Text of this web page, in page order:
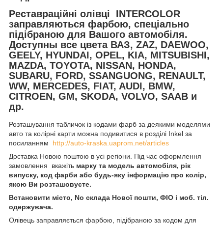
Реставраційні олівці INTERCOLOR
заправляються фарбою, спеціально
підібраною для Вашого автомобіля.
Доступны все цвета ВАЗ, ZAZ, DAEWOO,
GEELY, HYUNDAI, OPEL, KIA, MITSUBISHI,
MAZDA, TOYOTA, NISSAN, HONDA,
SUBARU, FORD, SSANGUONG, RENAULT,
WW, MERCEDES, FIAT, AUDI, BMW,
CITROEN, GM, SKODA, VOLVO, SAAB и
др.
Розташування табличок із кодами фарб за деякими моделями
авто та колірні карти можна подивитися в розділі Inkel за
посиланням http://auto-kraska.uaprom.net/articles
Доставка Новою поштою в усі регіони. Під час оформлення
замовлення вкажіть марку та модель автомобіля, рік
випуску, код фарби або будь-яку інформацію про колір,
якою Ви розташовуєте.
Встановити місто, No склада Нової пошти, ФІО і моб. тіл.
одержувача.
Олівець заправляється фарбою, підібраною за кодом для